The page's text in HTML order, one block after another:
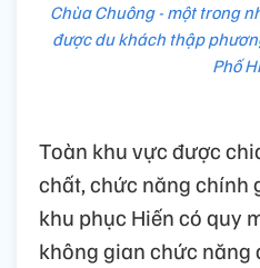
Chùa Chuông - một trong
được du khách thập
Phố
Toàn khu vực được
chất, chức năng chính
khu phục Hiến có quy
không gian chức năng